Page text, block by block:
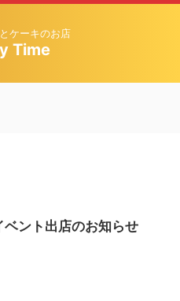
ケーキのお店
Time
ント出店のお知らせ